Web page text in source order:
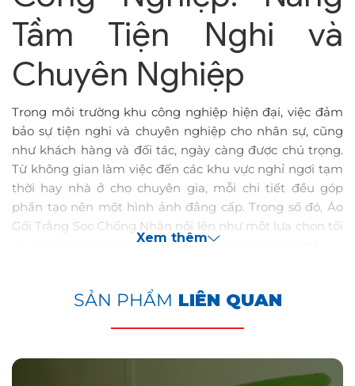
Tầm Tiện Nghi và
Chuyên Nghiệp
Trong môi trường khu công nghiệp hiện đại, việc đảm
bảo sự tiện nghi và chuyên nghiệp cho nhân sự, cũng
như khách hàng và đối tác, ngày càng được chú trọng.
Từ không gian làm việc đến các khu vực nghỉ ngơi tạm
thời hay nhà ở cho chuyên gia, mỗi chi tiết đều góp
phần tạo nên một hình ảnh đẳng cấp. Trong số đó, Áo
Gối Trắng Sọc Chống Nhăn nổi lên như một lựa chọn tối
ưu, mang lại cả tính thẩm mỹ và công năng vượt trội.
Xem thêm
SẢN PHẨM LIÊN QUAN